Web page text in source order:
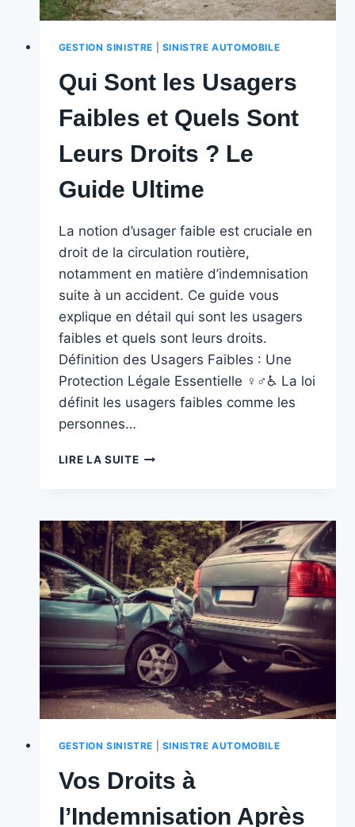
GESTION SINISTRE SINISTRE AUTOMOBILE
Qui Sont les Usagers
Faibles et Quels Sont
Leurs Droits ? Le
Guide Ultime
La notion d’usager faible est cruciale en
droit de la circulation routière,
notamment en matière d’indemnisation
suite à un accident. Ce guide vous
explique en détail qui sont les usagers
faibles et quels sont leurs droits.
Définition des Usagers Faibles : Une
Protection Légale Essentielle ‍♀️‍♂️♿ La loi
définit les usagers faibles comme les
personnes…
LIRE LA SUITEQUI
FAIBLES
ET
QUELS
SONT
LEURS
DROITS
?
LE
GUIDE
ULTIME
GESTION SINISTRE SINISTRE AUTOMOBILE
Vos Droits à
l’Indemnisation Après